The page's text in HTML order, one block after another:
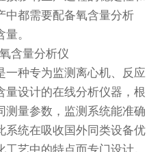
中都需要配备氧含量分析
。
一种专为监测离心机、反应
量设计的在线分析仪器，根
测量参数，监测系统能准确
系统在吸收国外同类设备优